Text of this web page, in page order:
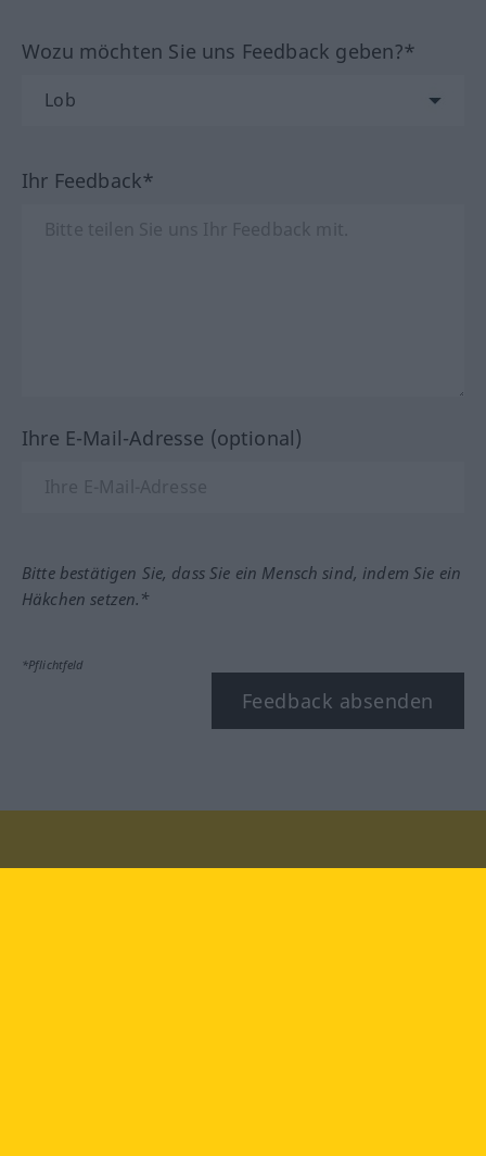
Wozu möchten Sie uns Feedback geben?*
Ihr Feedback*
Ihre E-Mail-Adresse (optional)
Bitte bestätigen Sie, dass Sie ein Mensch sind, indem Sie ein
Häkchen setzen.*
*Pflichtfeld
Feedback absenden
Besuchen Sie uns auf: